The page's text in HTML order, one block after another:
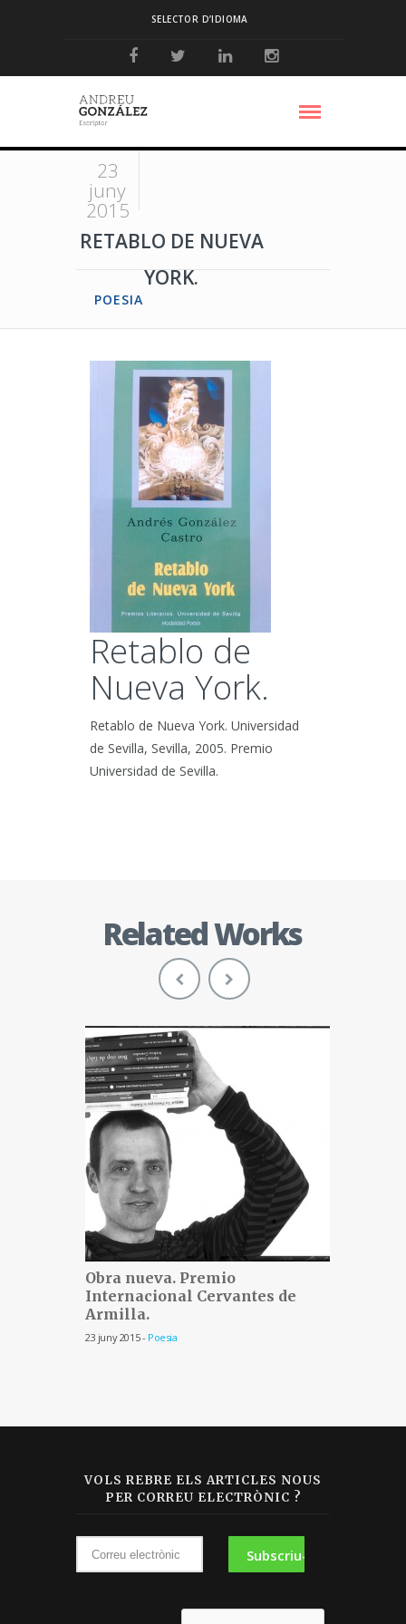
SELECTOR D’IDIOMA
23
juny
2015
RETABLO DE NUEVA
YORK.
POESIA
Retablo de
Nueva York.
Retablo de Nueva York. Universidad
de Sevilla, Sevilla, 2005. Premio
Universidad de Sevilla.
Related Works
Obra nueva. Premio
Internacional Cervantes de
Armilla.
23 juny 2015 - Poesia
VOLS REBRE ELS ARTICLES NOUS
PER CORREU ELECTRÒNIC ?